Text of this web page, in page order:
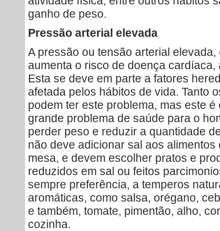
ganho de peso.
Pressão arterial elevada
A pressão ou tensão arterial
aumenta o risco de doença
Esta se deve em parte a fatores
afetada pelos hábitos de vida. Tanto
podem ter este problema, mas este
grande problema de saúde para o
perder peso e reduzir a quantidade
não deve adicionar sal aos
mesa, e devem escolher pratos e
reduzidos em sal ou feitos
sempre preferência, a temperos
aromáticas, como salsa, orégano,
e também, tomate, pimentão, alho,
cozinha.